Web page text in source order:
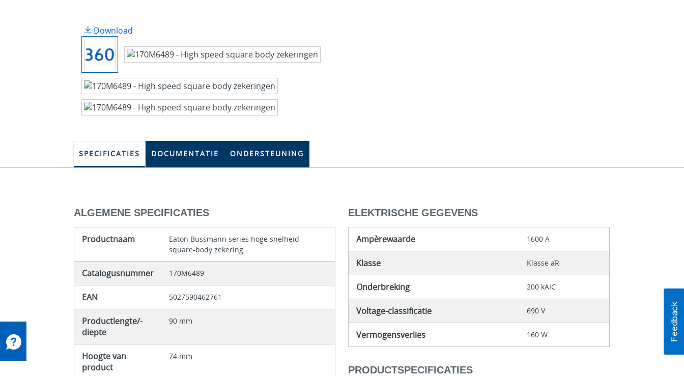
Download
SPECIFICATIES DOCUMENTATIE ONDERSTEUNING
ALGEMENE SPECIFICATIES
Productnaam
Eaton Bussmann series hoge snelheid
square-body zekering
Catalogusnummer 170M6489
EAN 5027590462761
Productlengte/-
diepte
90 mm
Hoogte van
product
74 mm
ELEKTRISCHE GEGEVENS
Ampèrewaarde 1600 A
Klasse Klasse aR
Onderbreking 200 kAIC
Voltage-classificatie 690 V
Vermogensverlies 160 W
PRODUCTSPECIFICATIES